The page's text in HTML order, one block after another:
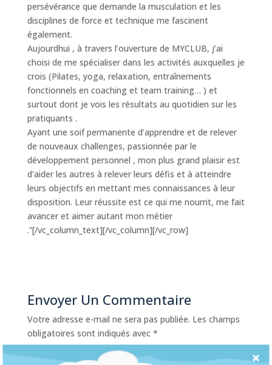
persévérance que demande la musculation et les
disciplines de force et technique me fascinent
également.
Aujourdhui , à travers l’ouverture de MYCLUB, j’ai
choisi de me spécialiser dans les activités auxquelles je
crois (Pilates, yoga, relaxation, entraînements
fonctionnels en coaching et team training… ) et
surtout dont je vois les résultats au quotidien sur les
pratiquants .
Ayant une soif permanente d’apprendre et de relever
de nouveaux challenges, passionnée par le
développement personnel , mon plus grand plaisir est
d’aider les autres à relever leurs défis et à atteindre
leurs objectifs en mettant mes connaissances à leur
disposition. Leur réussite est ce qui me nourrit, me fait
avancer et aimer autant mon métier
.”[/vc_column_text][/vc_column][/vc_row]
Envoyer Un Commentaire
Votre adresse e-mail ne sera pas publiée. Les champs
obligatoires sont indiqués avec *